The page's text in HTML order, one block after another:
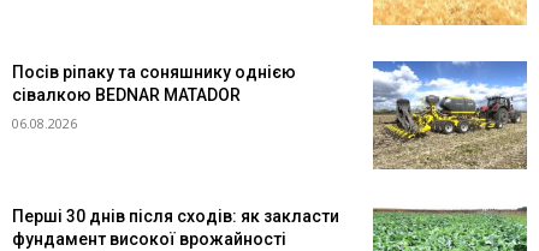
Посів ріпаку та соняшнику однією
сівалкою BEDNAR MATADOR
06.08.2026
Перші 30 днів після сходів: як закласти
фундамент високої врожайності